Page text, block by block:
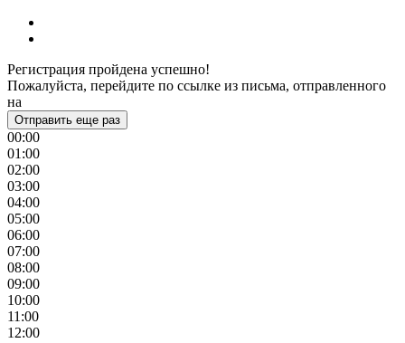
Регистрация пройдена успешно!
Пожалуйста, перейдите по ссылке из письма, отправленного
на
Отправить еще раз
00:00
01:00
02:00
03:00
04:00
05:00
06:00
07:00
08:00
09:00
10:00
11:00
12:00